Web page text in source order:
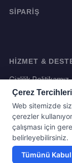
SİPARİŞ
HİZMET &
Gizlilik Politikamız
Yazılım ve
Çerez
Web sitemizde
çerezler
çalışması için
belirleyebilirsiniz.
Tümünü